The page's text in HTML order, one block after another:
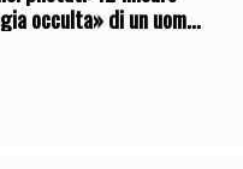
occulta» di un uomo